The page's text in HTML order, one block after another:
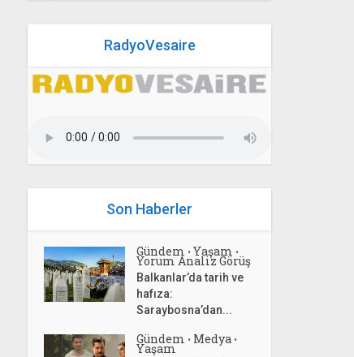
RadyoVesaire
Son Haberler
Gündem • Yaşam •
Yorum Analiz Görüş
Balkanlar’da tarih ve
hafıza:
Saraybosna’dan...
Gündem • Medya •
Yaşam